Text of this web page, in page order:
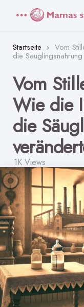
Startseite Vom
die
Vom
Wie die
die
1K Views